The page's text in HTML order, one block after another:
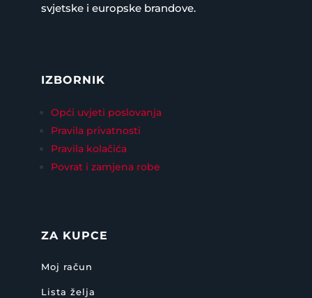
svjetske i europske brandove.
IZBORNIK
Opći uvjeti poslovanja
Pravila privatnosti
Pravila kolačića
Povrat i zamjena robe
ZA KUPCE
Moj račun
Lista želja